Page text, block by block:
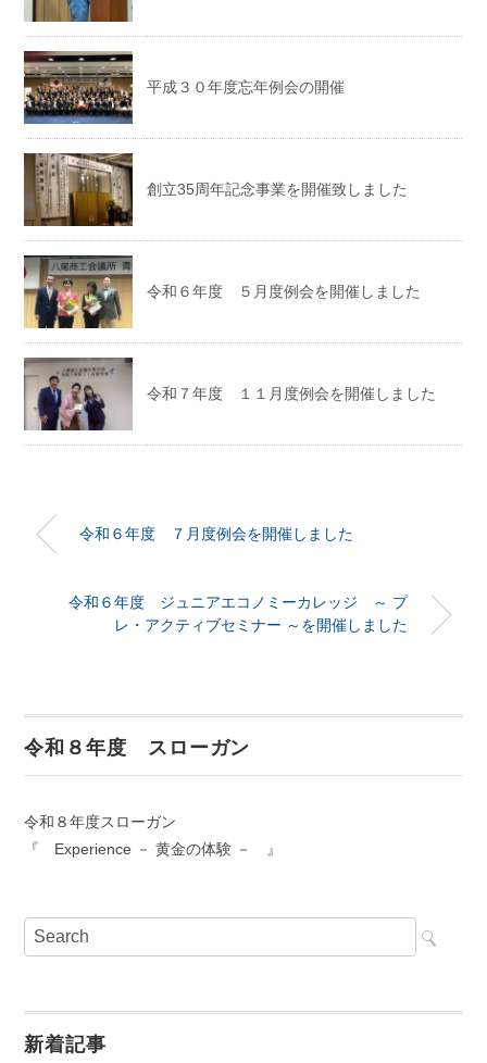
平成３０年度忘年例会の開催
創立35周年記念事業を開催致しました
令和６年度 ５月度例会を開催しました
令和７年度 １１月度例会を開催しました
令和６年度 ７月度例会を開催しました
令和６年度 ジュニアエコノミーカレッジ ～ プ
レ・アクティブセミナー ～を開催しました
令和８年度 スローガン
令和８年度スローガン
『 Experience － 黄金の体験 － 』
新着記事